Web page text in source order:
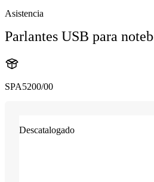
Asistencia
Parlantes USB para
SPA5200/00
Descatalogado